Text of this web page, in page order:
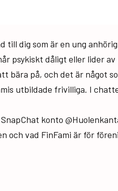
till dig som är en ung
psykiskt dåligt eller lider
bära på, och det är något
utbildade frivilliga. I
konto
och vad FinFami är för